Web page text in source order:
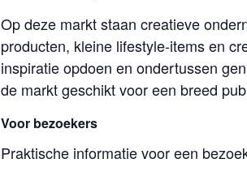
Op deze markt staan creatieve
producten, kleine lifestyle-items en
inspiratie opdoen en ondertussen
de markt geschikt voor een breed
Voor bezoekers
Praktische informatie voor een